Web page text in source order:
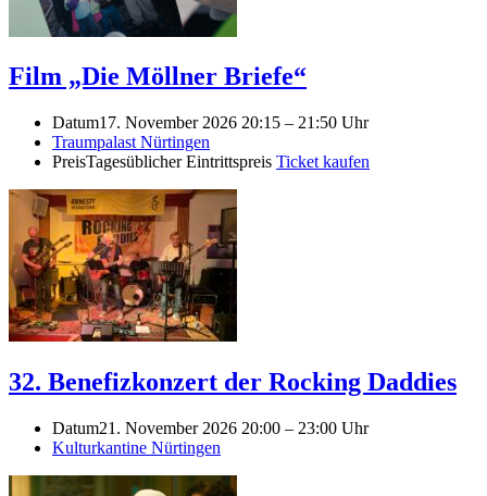
Film „Die Möllner Briefe“
Datum17. November 2026 20:15 – 21:50 Uhr
Traumpalast Nürtingen
PreisTagesüblicher Eintrittspreis Ticket kaufen
32. Benefizkonzert der Rocking Daddies
Datum21. November 2026 20:00 – 23:00 Uhr
Kulturkantine Nürtingen